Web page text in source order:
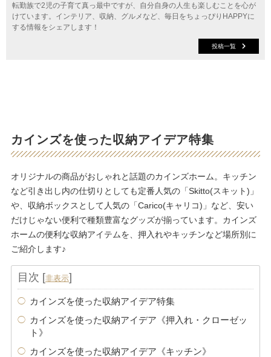
転勤族で2児の子育て真っ最中ですが、自分自身の人生も楽しむことを心が
けています。インテリア、収納、グルメなど、毎日をちょっぴりHAPPYに
する情報をシェアします！
投稿一覧
カインズを使った収納アイデア特集
オリジナルの商品がおしゃれと話題のカインズホーム。キッチン
など引き出し内の仕切りとしても定番人気の「Skitto(スキット)」
や、収納ボックスとして人気の「Carico(キャリコ)」など、安い
だけじゃない便利で種類豊富なグッズが揃っています。カインズ
ホームの便利な収納アイテムを、押入れやキッチンなど場所別に
ご紹介します♪
目次 [非表示]
カインズを使った収納アイデア特集
カインズを使った収納アイデア《押入れ・クローゼッ
ト》
カインズを使った収納アイデア《キッチン》